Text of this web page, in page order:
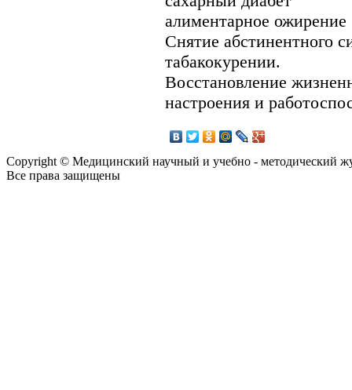
алиментарное ожирение
Снятие абстинентного
табакокурении.
Восстановление
настроения и
Copyright © Медицинский научный и учебно - методический
Все права защищены